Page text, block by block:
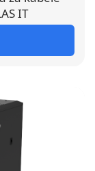
IT